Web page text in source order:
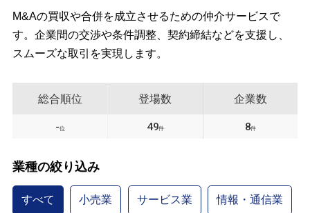
M&Aの買収や合併を成立させるための仲介サービスで
す。企業間の交渉や条件調整、契約締結などを支援し、
スムーズな取引を実現します。
総合順位
-位
登場数
49件
企業数
8件
業種の絞り込み
すべて 小売業 サービス業 情報・通信業